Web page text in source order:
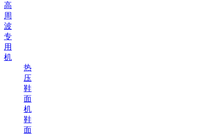
高
周
波
专
用
机
热
压
鞋
面
机
鞋
面